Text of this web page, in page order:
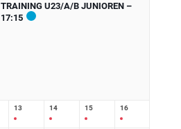
TRAINING U23/A/B JUNIOREN –
17:15
13 14 15 16